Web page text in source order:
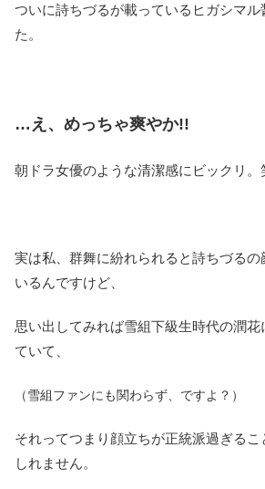
ついに詩ちづるが載っているヒガシマル
た。
…え、めっちゃ爽やか!!
朝ドラ女優のような清潔感にビックリ。
実は私、群舞に紛れられると詩ちづる
いるんですけど、
思い出してみれば雪組下級生時代の潤花
ていて、
（雪組ファンにも関わらず、ですよ？）
それってつまり顔立ちが正統派過ぎるこ
しれません。